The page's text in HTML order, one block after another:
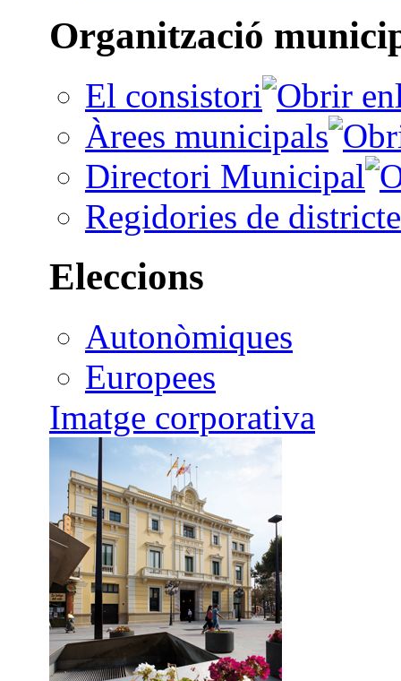
Organització
El consistori
Àrees municipals
Directori Municipal
Regidories de districte
Eleccions
Autonòmiques
Europees
Imatge corporativa